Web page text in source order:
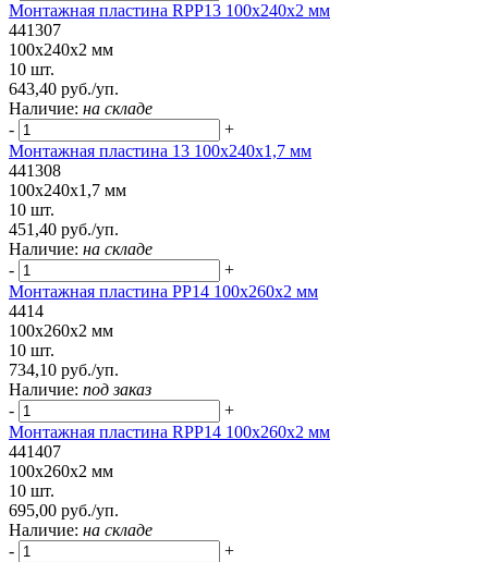
Монтажная пластина RPP13 100x240x2 мм
441307
100x240x2 мм
10 шт.
643,40 руб./уп.
Наличие: на складе
-
+
Монтажная пластина 13 100x240x1,7 мм
441308
100x240x1,7 мм
10 шт.
451,40 руб./уп.
Наличие: на складе
-
+
Монтажная пластина PP14 100x260x2 мм
4414
100x260x2 мм
10 шт.
734,10 руб./уп.
Наличие: под заказ
-
+
Монтажная пластина RPP14 100x260x2 мм
441407
100x260x2 мм
10 шт.
695,00 руб./уп.
Наличие: на складе
-
+